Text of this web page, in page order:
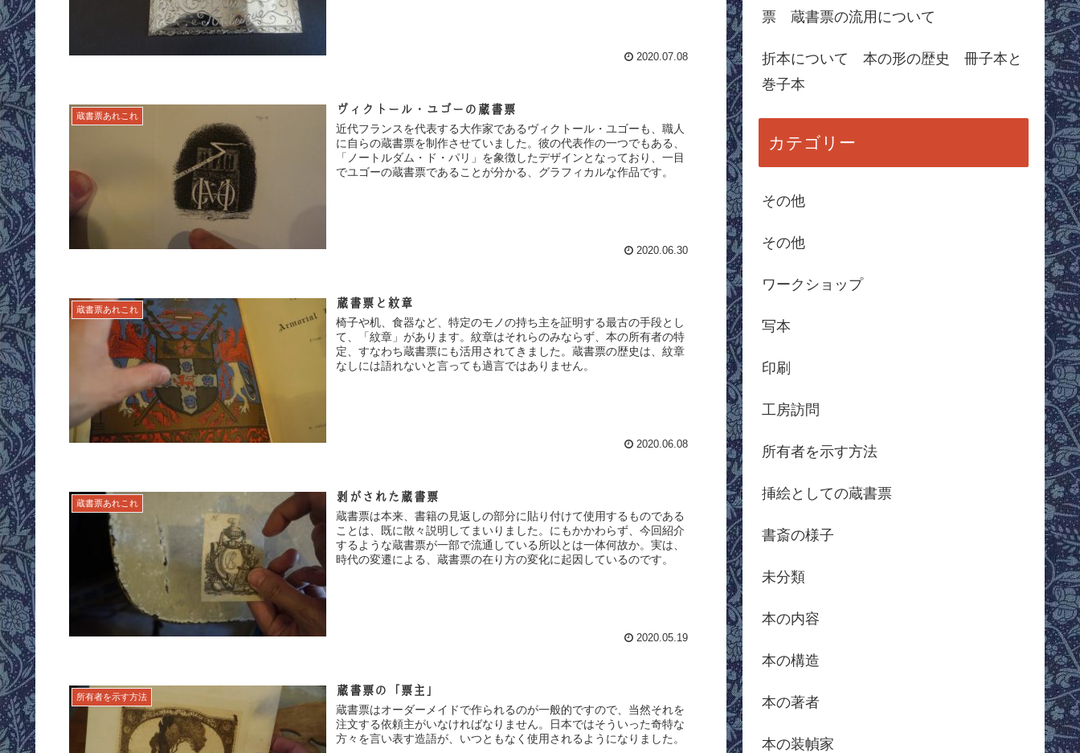
2020.07.08
蔵書票あれこれ ヴィクトール・ユゴーの蔵書票
近代フランスを代表する大作家であるヴィクトール・ユゴーも、職人
に自らの蔵書票を制作させていました。彼の代表作の一つでもある、
「ノートルダム・ド・パリ」を象徴したデザインとなっており、一目
でユゴーの蔵書票であることが分かる、グラフィカルな作品です。
2020.06.30
蔵書票あれこれ 蔵書票と紋章
椅子や机、食器など、特定のモノの持ち主を証明する最古の手段とし
て、「紋章」があります。紋章はそれらのみならず、本の所有者の特
定、すなわち蔵書票にも活用されてきました。蔵書票の歴史は、紋章
なしには語れないと言っても過言ではありません。
2020.06.08
蔵書票あれこれ 剥がされた蔵書票
蔵書票は本来、書籍の見返しの部分に貼り付けて使用するものである
ことは、既に散々説明してまいりました。にもかかわらず、今回紹介
するような蔵書票が一部で流通している所以とは一体何故か。実は、
時代の変遷による、蔵書票の在り方の変化に起因しているのです。
2020.05.19
所有者を示す方法 蔵書票の「票主」
蔵書票はオーダーメイドで作られるのが一般的ですので、当然それを
注文する依頼主がいなければなりません。日本ではそういった奇特な
方々を言い表す造語が、いつともなく使用されるようになりました。
票 蔵書票の流用について
折本について 本の形の歴史 冊子本と
巻子本
カテゴリー
その他
その他
ワークショップ
写本
印刷
工房訪問
所有者を示す方法
挿絵としての蔵書票
書斎の様子
未分類
本の内容
本の構造
本の著者
本の装幀家